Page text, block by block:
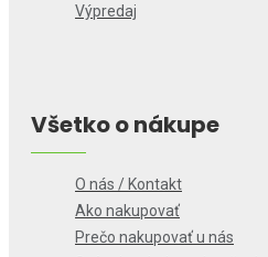
Výpredaj
Všetko o nákupe
O nás / Kontakt
Ako nakupovať
Prečo nakupovať u nás